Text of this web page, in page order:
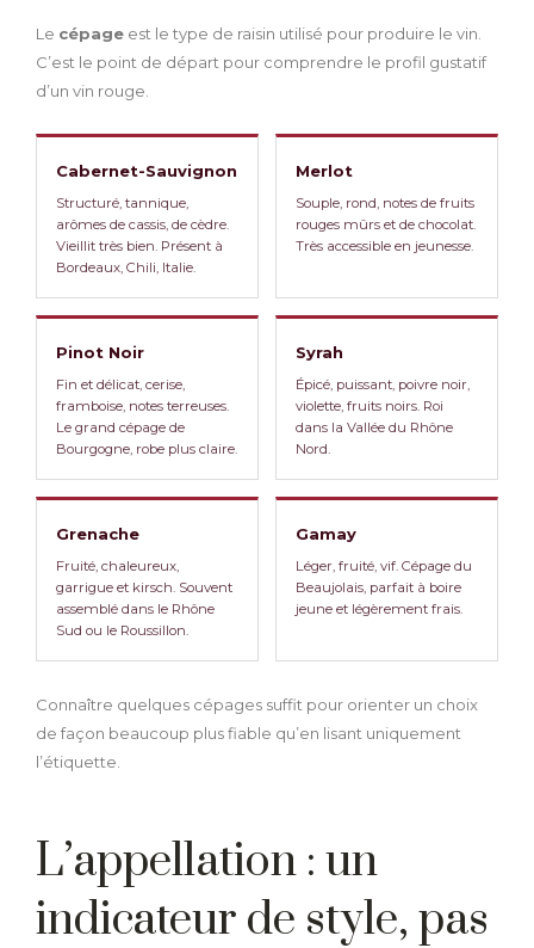
Le cépage est le type de raisin utilisé pour produire le vin.
C’est le point de départ pour comprendre le profil gustatif
d’un vin rouge.
Cabernet-Sauvignon
Structuré, tannique,
arômes de cassis, de cèdre.
Vieillit très bien. Présent à
Bordeaux, Chili, Italie.
Merlot
Souple, rond, notes de fruits
rouges mûrs et de chocolat.
Très accessible en jeunesse.
Pinot Noir
Fin et délicat, cerise,
framboise, notes terreuses.
Le grand cépage de
Bourgogne, robe plus claire.
Syrah
Épicé, puissant, poivre noir,
violette, fruits noirs. Roi
dans la Vallée du Rhône
Nord.
Grenache
Fruité, chaleureux,
garrigue et kirsch. Souvent
assemblé dans le Rhône
Sud ou le Roussillon.
Gamay
Léger, fruité, vif. Cépage du
Beaujolais, parfait à boire
jeune et légèrement frais.
Connaître quelques cépages suffit pour orienter un choix
de façon beaucoup plus fiable qu’en lisant uniquement
l’étiquette.
L’appellation : un
indicateur de style, pas